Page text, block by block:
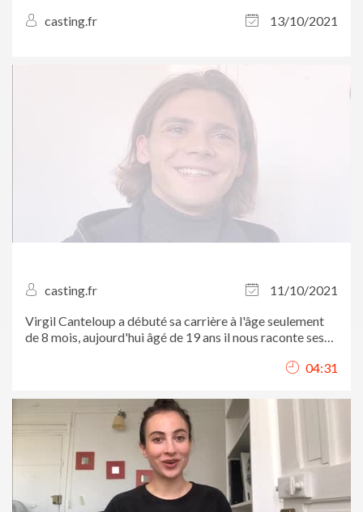
casting.fr 13/10/2021
casting.fr
11/10/2021
Virgil Canteloup a débuté sa carrière à l'âge seulement
de 8 mois, aujourd'hui âgé de 19 ans il nous raconte ses
04:31